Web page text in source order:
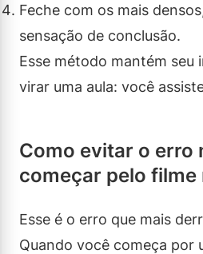
Feche com os mais
sensação de conclusão.
Esse método mantém seu
virar uma aula: você
Como evitar o erro
começar pelo filme
Esse é o erro que mais
Quando você começa por